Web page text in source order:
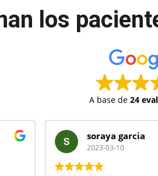
los
A base de 24
soraya garcia
2023-03-10